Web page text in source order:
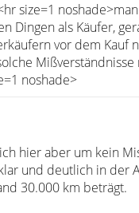
size=1
Dingen als Käufer,
vor dem Kauf
noshade>
hier aber um kein
und deutlich in der
30.000 km beträgt.